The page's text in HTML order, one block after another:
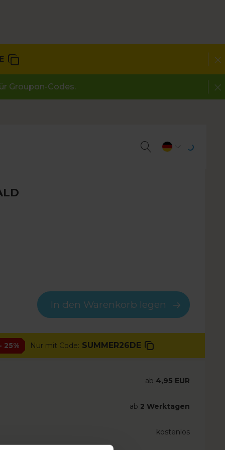
Groupon-Codes.
In den Warenkorb legen
- 25% Nur mit Code: SUMMER26DE
ab 4,95 EUR
ab 2 Werktagen
kostenlos